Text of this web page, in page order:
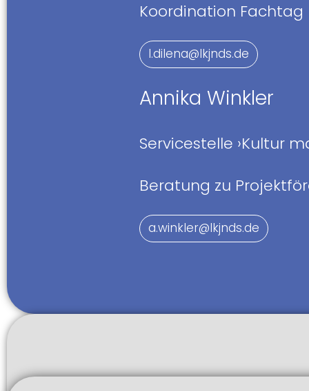
Koordination Fachtag
l.dilena@lkjnds.de
Annika Winkler
Servicestelle ›Kultur
Beratung zu
a.winkler@lkjnds.de